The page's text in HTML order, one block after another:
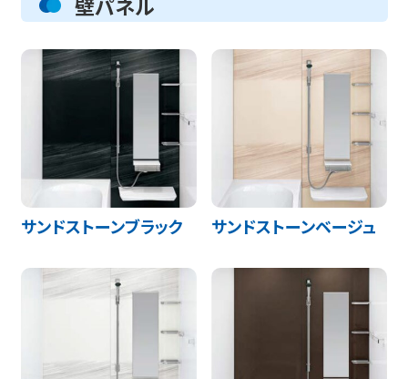
サンドストーンブラック サンドストーンベージュ